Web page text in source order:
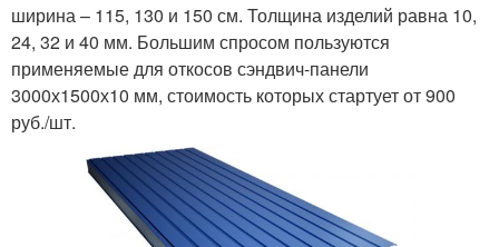
ширина – 115, 130 и 150 см. Толщина изделий равна 10,
24, 32 и 40 мм. Большим спросом пользуются
применяемые для откосов сэндвич-панели
3000х1500х10 мм, стоимость которых стартует от 900
руб./шт.